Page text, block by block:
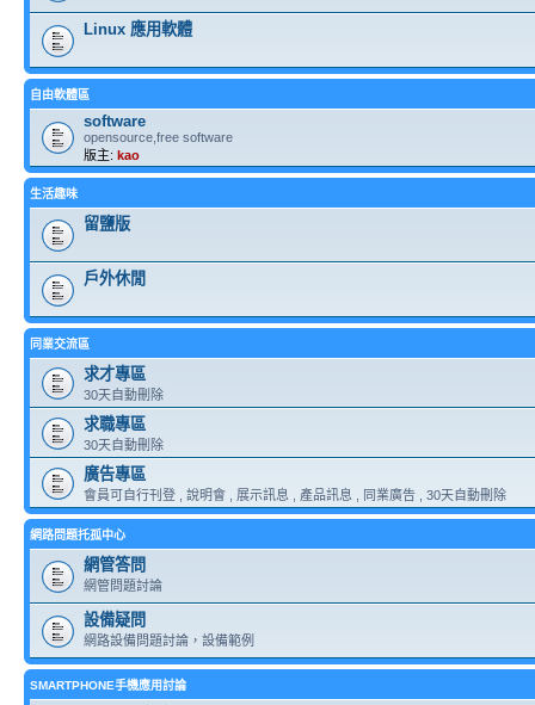
Linux 應用軟體
自由軟體區
software
opensource,free software
版主: kao
生活趣味
留鹽版
戶外休閒
同業交流區
求才專區
30天自動刪除
求職專區
30天自動刪除
廣告專區
會員可自行刊登 , 說明會 , 展示訊息 , 產品訊息 , 同業廣告 , 30天自動刪除
網路問題托孤中心
網管答問
網管問題討論
設備疑問
網路設備問題討論，設備範例
SMARTPHONE手機應用討論